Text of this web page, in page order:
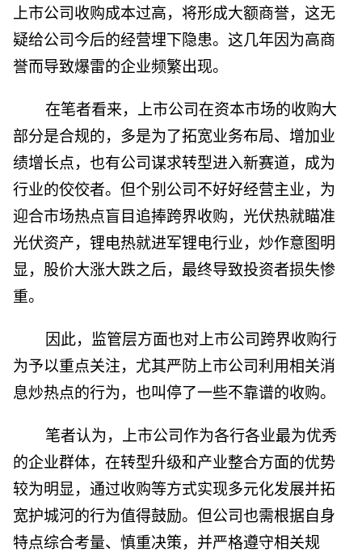
上市公司收购成本过高，将形成大额商誉，这无
疑给公司今后的经营埋下隐患。这几年因为高商
誉而导致爆雷的企业频繁出现。
在笔者看来，上市公司在资本市场的收购大
部分是合规的，多是为了拓宽业务布局、增加业
绩增长点，也有公司谋求转型进入新赛道，成为
行业的佼佼者。但个别公司不好好经营主业，为
迎合市场热点盲目追捧跨界收购，光伏热就瞄准
光伏资产，锂电热就进军锂电行业，炒作意图明
显，股价大涨大跌之后，最终导致投资者损失惨
重。
因此，监管层方面也对上市公司跨界收购行
为予以重点关注，尤其严防上市公司利用相关消
息炒热点的行为，也叫停了一些不靠谱的收购。
笔者认为，上市公司作为各行各业最为优秀
的企业群体，在转型升级和产业整合方面的优势
较为明显，通过收购等方式实现多元化发展并拓
宽护城河的行为值得鼓励。但公司也需根据自身
特点综合考量、慎重决策，并严格遵守相关规